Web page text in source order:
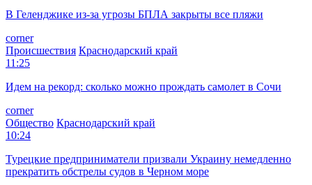
В Геленджике из-за угрозы БПЛА закрыты все пляжи
corner
Происшествия Краснодарский край
11:25
Идем на рекорд: сколько можно прождать самолет в Сочи
corner
Общество Краснодарский край
10:24
Турецкие предприниматели призвали Украину немедленно
прекратить обстрелы судов в Черном море